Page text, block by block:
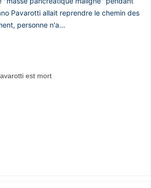
Pavarotti allait reprendre le chemin des
personne n'a...